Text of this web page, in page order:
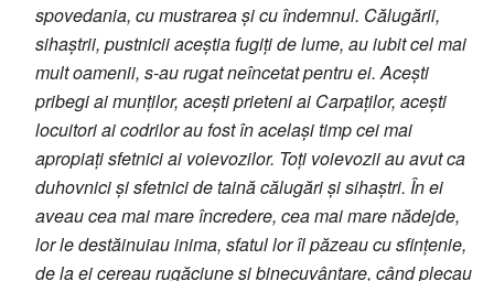
spovedania, cu mustrarea și cu îndemnul. Călugării,
sihaștrii, pustnicii aceștia fugiți de lume, au iubit cel mai
mult oamenii, s-au rugat neîncetat pentru ei. Acești
pribegi ai munților, acești prieteni ai Carpaților, acești
locuitori ai codrilor au fost în același timp cei mai
apropiați sfetnici ai voievozilor. Toți voievozii au avut ca
duhovnici și sfetnici de taină călugări și sihaștri. În ei
aveau cea mai mare încredere, cea mai mare nădejde,
lor le destăinuiau inima, sfatul lor îl păzeau cu sfințenie,
de la ei cereau rugăciune și binecuvântare, când plecau